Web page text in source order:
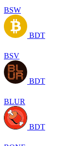
BSW
BDT
BSV
BDT
BLUR
BDT